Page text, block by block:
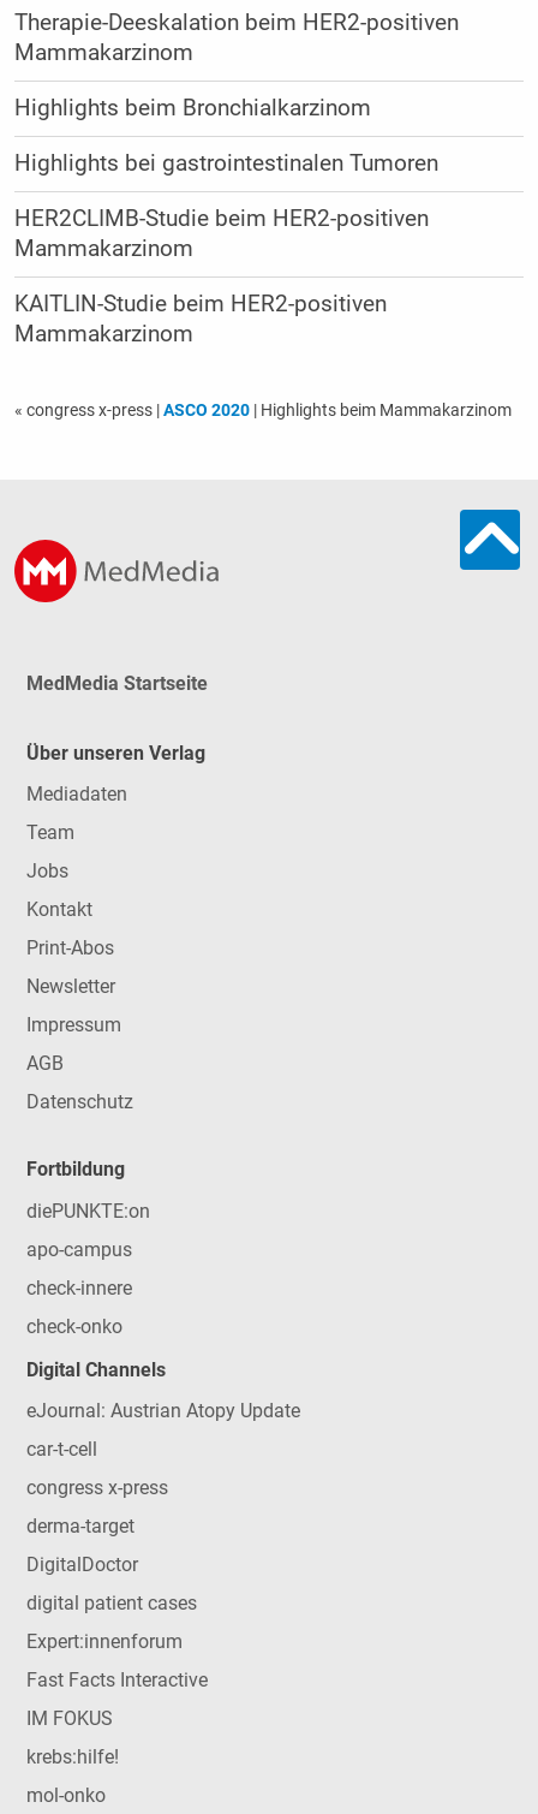
Therapie-Deeskalation beim HER2-positiven
Mammakarzinom
Highlights beim Bronchialkarzinom
Highlights bei gastrointestinalen Tumoren
HER2CLIMB-Studie beim HER2-positiven
Mammakarzinom
KAITLIN-Studie beim HER2-positiven
Mammakarzinom
« congress x-press |ASCO 2020| Highlights beim Mammakarzinom
MedMedia Startseite
Über unseren Verlag
Mediadaten
Team
Jobs
Kontakt
Print-Abos
Newsletter
Impressum
AGB
Datenschutz
Fortbildung
diePUNKTE:on
apo-campus
check-innere
check-onko
Digital Channels
eJournal: Austrian Atopy Update
car-t-cell
congress x-press
derma-target
DigitalDoctor
digital patient cases
Expert:innenforum
Fast Facts Interactive
IM FOKUS
krebs:hilfe!
mol-onko